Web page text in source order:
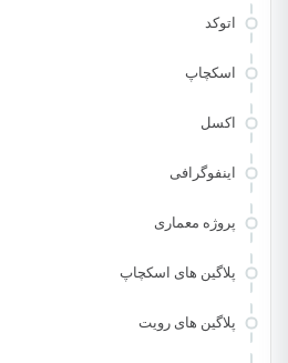
اتوکد
اسکچاپ
اکسل
اینفوگرافی
پروژه معماری
پلاگین های اسکچاپ
پلاگین های رویت